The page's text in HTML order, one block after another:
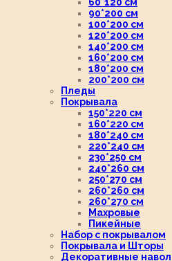
90*200 см
100*200 см
120*200 см
140*200 см
160*200 см
180*200 см
200*200 см
Пледы
Покрывала
150*220 см
160*220 см
180*240 см
220*240 см
230*250 см
240*260 см
250*270 см
260*260 см
260*270 см
Махровые
Пикейные
Набор с покрывалом
Покрывала и Шторы
Декоративные